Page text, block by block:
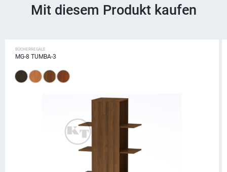
Mit diesem Produkt kaufen
BÜCHERREGALE
MG-8 TUMBA-3